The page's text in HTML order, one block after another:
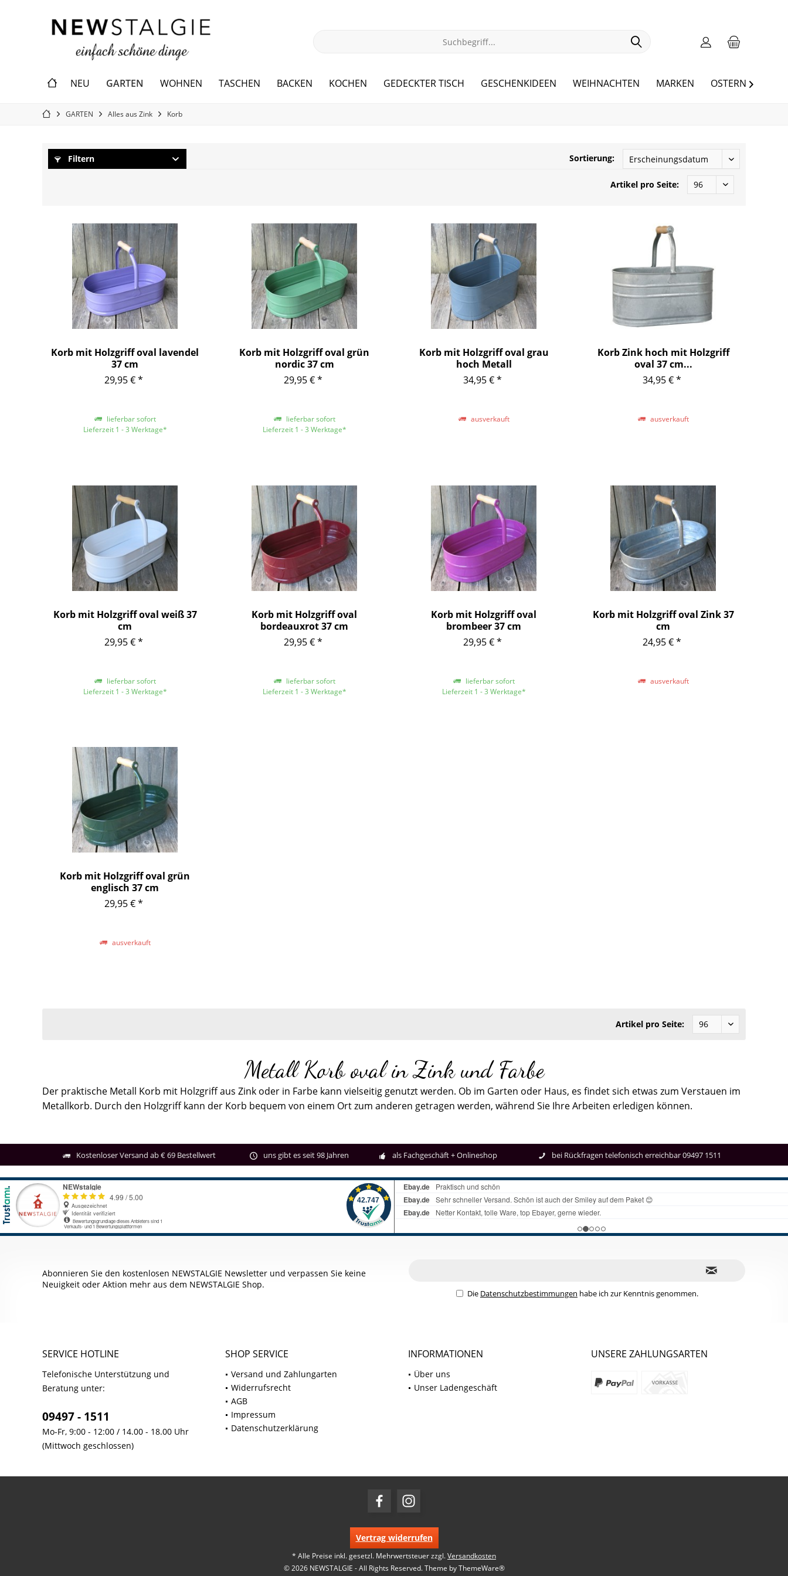
NEU GARTEN WOHNEN TASCHEN BACKEN KOCHEN GEDECKTER TISCH GESCHENKIDEEN WEIHNACHTEN MARKEN OSTERN 
GARTEN Alles aus Zink Korb
Filtern Sortierung:
Artikel pro Seite:
Korb mit Holzgriff oval lavendel
37 cm
29,95 € *
lieferbar sofort
Lieferzeit 1 - 3 Werktage*
Korb mit Holzgriff oval grün
nordic 37 cm
29,95 € *
lieferbar sofort
Lieferzeit 1 - 3 Werktage*
Korb mit Holzgriff oval grau
hoch Metall
34,95 € *
ausverkauft
Korb Zink hoch mit Holzgriff
oval 37 cm...
34,95 € *
ausverkauft
Korb mit Holzgriff oval weiß 37
cm
29,95 € *
lieferbar sofort
Lieferzeit 1 - 3 Werktage*
Korb mit Holzgriff oval
bordeauxrot 37 cm
29,95 € *
lieferbar sofort
Lieferzeit 1 - 3 Werktage*
Korb mit Holzgriff oval
brombeer 37 cm
29,95 € *
lieferbar sofort
Lieferzeit 1 - 3 Werktage*
Korb mit Holzgriff oval Zink 37
cm
24,95 € *
ausverkauft
Korb mit Holzgriff oval grün
englisch 37 cm
29,95 € *
ausverkauft
Artikel pro Seite:
Metall Korb oval in Zink und Farbe
Der praktische Metall Korb mit Holzgriff aus Zink oder in Farbe kann vielseitig genutzt werden. Ob im Garten oder Haus, es findet sich etwas zum Verstauen im
Metallkorb. Durch den Holzgriff kann der Korb bequem von einem Ort zum anderen getragen werden, während Sie Ihre Arbeiten erledigen können.
Kostenloser Versand ab € 69 Bestellwert uns gibt es seit 98 Jahren als Fachgeschäft + Onlineshop bei Rückfragen telefonisch erreichbar 09497 1511
Abonnieren Sie den kostenlosen NEWSTALGIE Newsletter und verpassen Sie keine
Neuigkeit oder Aktion mehr aus dem NEWSTALGIE Shop.
Die Datenschutzbestimmungen habe ich zur Kenntnis genommen.
SERVICE HOTLINE
Telefonische Unterstützung und
Beratung unter:
09497 - 1511
Mo-Fr, 9:00 - 12:00 / 14.00 - 18.00 Uhr
(Mittwoch geschlossen)
SHOP SERVICE
Versand und Zahlungarten
Widerrufsrecht
AGB
Impressum
Datenschutzerklärung
INFORMATIONEN
Über uns
Unser Ladengeschäft
UNSERE ZAHLUNGSARTEN
Vertrag widerrufen
* Alle Preise inkl. gesetzl. Mehrwertsteuer zzgl.Versandkosten
© 2026 NEWSTALGIE - All Rights Reserved. Theme byThemeWare®